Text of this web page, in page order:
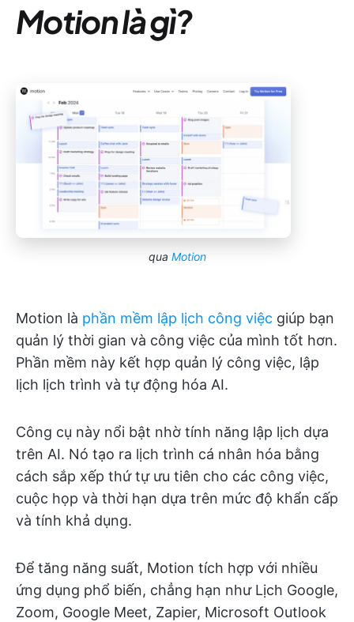
Motion là gì?
qua Motion
Motion là phần mềm lập lịch công việc giúp bạn
quản lý thời gian và công việc của mình tốt hơn.
Phần mềm này kết hợp quản lý công việc, lập
lịch lịch trình và tự động hóa AI.
Công cụ này nổi bật nhờ tính năng lập lịch dựa
trên AI. Nó tạo ra lịch trình cá nhân hóa bằng
cách sắp xếp thứ tự ưu tiên cho các công việc,
cuộc họp và thời hạn dựa trên mức độ khẩn cấp
và tính khả dụng.
Để tăng năng suất, Motion tích hợp với nhiều
ứng dụng phổ biến, chẳng hạn như Lịch Google,
Zoom, Google Meet, Zapier, Microsoft Outlook